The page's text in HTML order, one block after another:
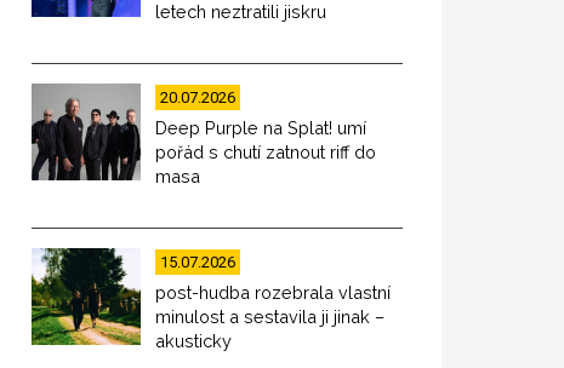
letech neztratili jiskru
20.07.2026
Deep Purple na Splat! umí
pořád s chutí zatnout riff do
masa
15.07.2026
post-hudba rozebrala vlastní
minulost a sestavila ji jinak –
akusticky